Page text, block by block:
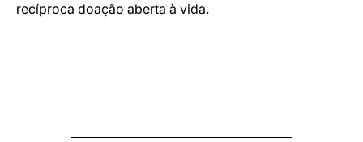
recíproca doação aberta à vida.